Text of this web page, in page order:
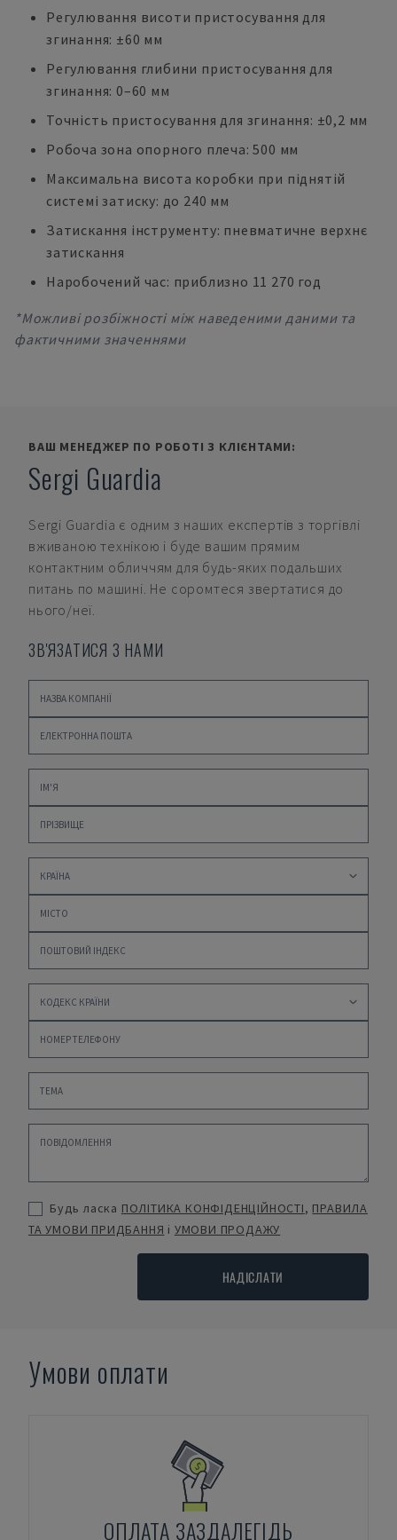
Регулювання висоти пристосування для
згинання: ±60 мм
Регулювання глибини пристосування для
згинання: 0–60 мм
Точність пристосування для згинання: ±0,2 мм
Робоча зона опорного плеча: 500 мм
Максимальна висота коробки при піднятій
системі затиску: до 240 мм
Затискання інструменту: пневматичне верхнє
затискання
Наробочений час: приблизно 11 270 год
*Можливі розбіжності між наведеними даними та
фактичними значеннями
ВАШ МЕНЕДЖЕР ПО РОБОТІ З КЛІЄНТАМИ:
Sergi Guardia
Sergi Guardia є одним з наших експертів з торгівлі
вживаною технікою і буде вашим прямим
контактним обличчям для будь-яких подальших
питань по машині. Не соромтеся звертатися до
нього/неї.
ЗВ'ЯЗАТИСЯ З НАМИ
Будь ласка ПОЛІТИКА КОНФІДЕНЦІЙНОСТІ, ПРАВИЛА
ТА УМОВИ ПРИДБАННЯ і УМОВИ ПРОДАЖУ
НАДІСЛАТИ
Умови оплати
ОПЛАТА ЗАЗДАЛЕГІДЬ